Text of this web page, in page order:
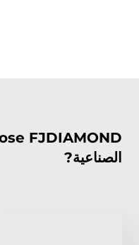
الصناعية?